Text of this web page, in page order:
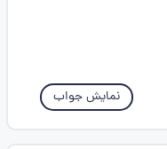
نمایش جواب